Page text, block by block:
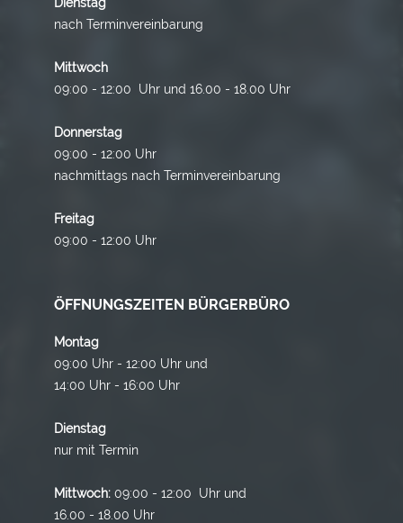
nach Terminvereinbarung
Mittwoch
09:00 - 12:00 Uhr und 16.00 - 18.00 Uhr
Donnerstag
09:00 - 12:00 Uhr
nachmittags nach Terminvereinbarung
Freitag
09:00 - 12:00 Uhr
ÖFFNUNGSZEITEN BÜRGERBÜRO
Montag
09:00 Uhr - 12:00 Uhr und
14:00 Uhr - 16:00 Uhr
Dienstag
nur mit Termin
Mittwoch: 09:00 - 12:00 Uhr und
16.00 - 18.00 Uhr